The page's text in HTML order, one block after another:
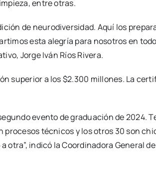
entre otras.
de neurodiversidad. Aquí los
esta alegría para nosotros en
Jorge Iván Ríos Rivera.
superior a los $2.300 millones. La
evento de graduación de 2024.
técnicos y los otros 30 son
indicó la Coordinadora General